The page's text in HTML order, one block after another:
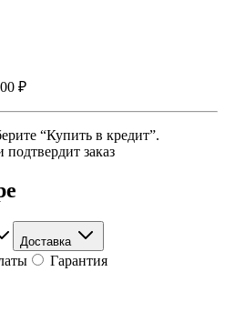
₽
“Купить в кредит”.
заказ
Доставка
Гарантия